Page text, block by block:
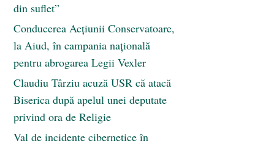
din suflet”
Conducerea Acțiunii Conservatoare,
la Aiud, în campania națională
pentru abrogarea Legii Vexler
Claudiu Târziu acuză USR că atacă
Biserica după apelul unei deputate
privind ora de Religie
Val de incidente cibernetice în